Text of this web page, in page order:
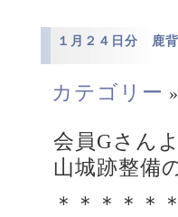
１月２４日分 鹿
カテゴリー
会員Gさん
山城跡整備
＊＊＊＊＊